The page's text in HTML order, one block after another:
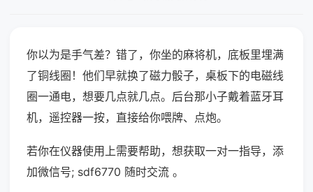
你以为是手气差？错了，你坐的麻将机，底板里埋满
了铜线圈！他们早就换了磁力骰子，桌板下的电磁线
圈一通电，想要几点就几点。后台那小子戴着蓝牙耳
机，遥控器一按，直接给你喂牌、点炮。
若你在仪器使用上需要帮助，想获取一对一指导，添
加微信号; sdf6770 随时交流 。